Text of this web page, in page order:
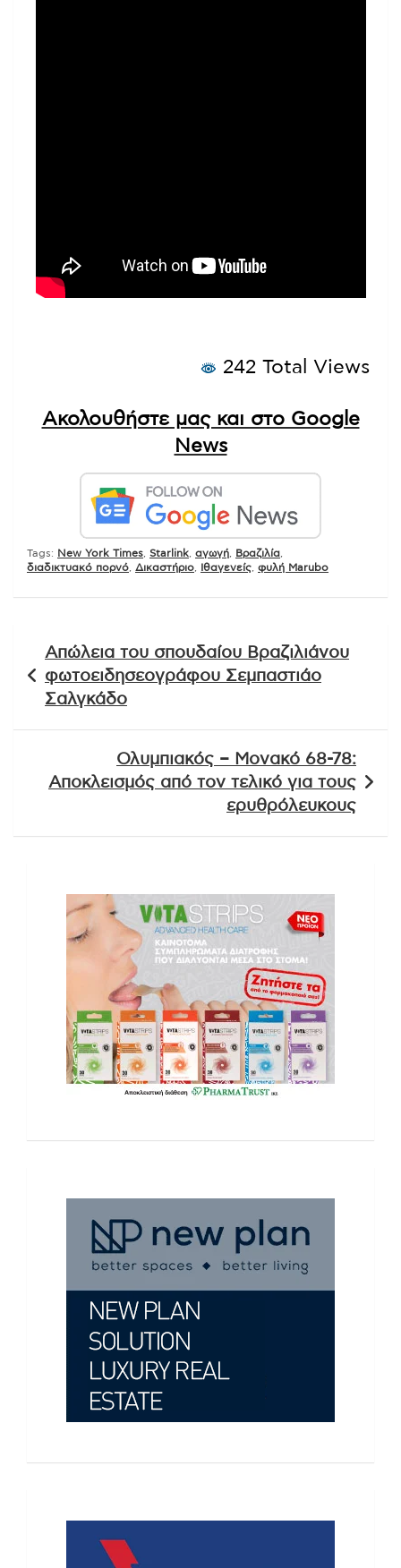
242 Total Views
Ακολουθήστε μας και στο Google
News
Tags: New York Times Starlink αγωγή Βραζιλία
διαδικτυακό πορνό
Δικαστήριο Ιθαγενείς φυλή Marubo
άρθρων
Απώλεια του σπουδαίου Βραζιλιάνου
φωτοειδησεογράφου Σεμπαστιάο
Σαλγκάδο
Ολυμπιακός – Μονακό 68-78:
Αποκλεισμός από τον τελικό για τους
ερυθρόλευκους